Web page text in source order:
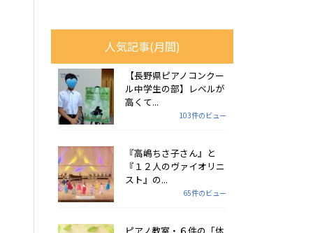
人気記事(月間)
【長野県ピアノコンクー
ル中学生の部】レベルが
高くて...
103件のビュー
『高嶋ちさ子さん』と
『１２人のヴァイオリニ
スト』の...
65件のビュー